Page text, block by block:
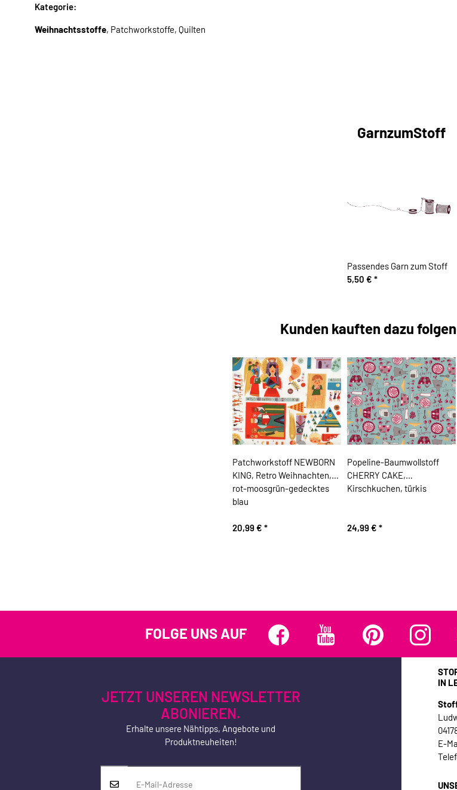
Kategorie:
Weihnachtsstoffe, Patchworkstoffe, Quilten
GarnzumStoff
Passendes Garn zum Stoff
5,50 € *
Kunden kauften dazu
Patchworkstoff NEWBORN
KING, Retro Weihnachten,
rot-moosgrün-gedecktes
blau
20,99 € *
Popeline-Baumwollstoff
CHERRY CAKE,
Kirschkuchen, türkis
24,99 € *
FOLGE UNS AUF
JETZT UNSEREN NEWSLETTER
ABONIEREN.
Erhalte unsere Nähtipps, Angebote und
Produktneuheiten!
IN
E-